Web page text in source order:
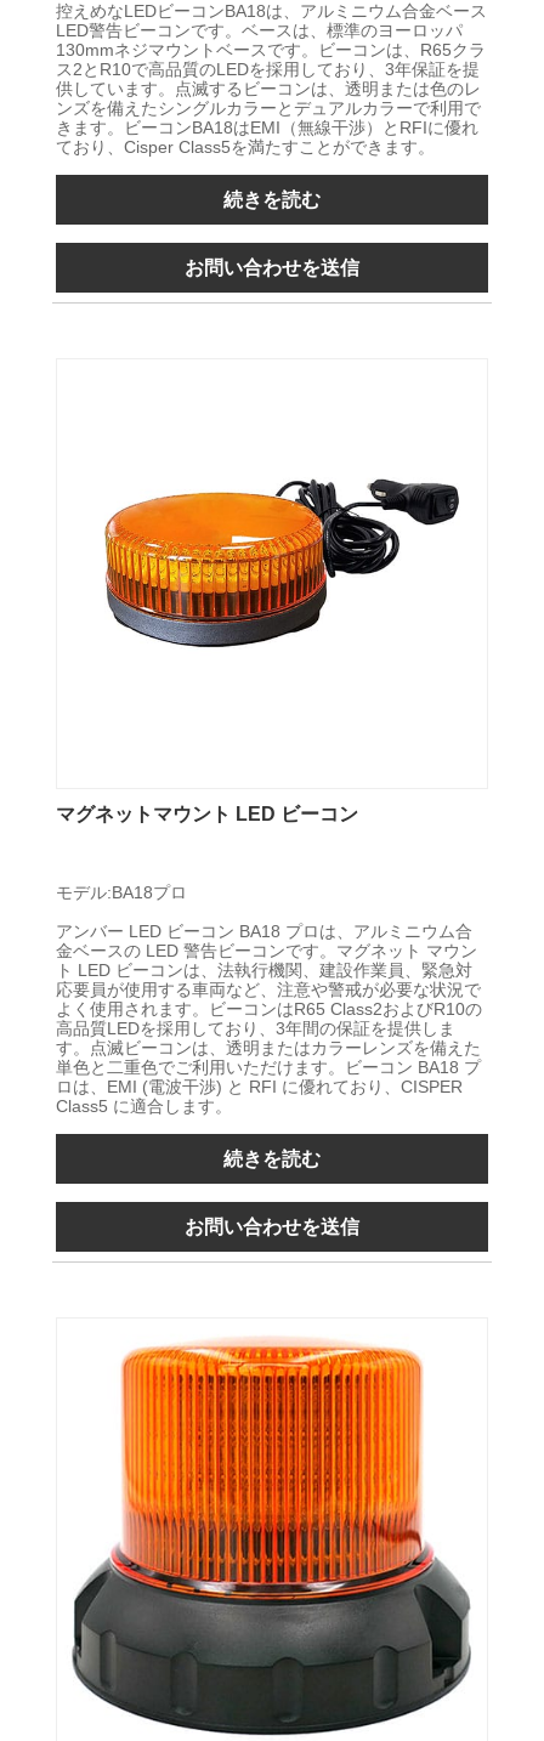
控えめなLEDビーコンBA18は、アルミニウム合金ベース
LED警告ビーコンです。ベースは、標準のヨーロッパ
130mmネジマウントベースです。ビーコンは、R65クラ
ス2とR10で高品質のLEDを採用しており、3年保証を提
供しています。点滅するビーコンは、透明または色のレ
ンズを備えたシングルカラーとデュアルカラーで利用で
きます。ビーコンBA18はEMI（無線干渉）とRFIに優れ
ており、Cisper Class5を満たすことができます。
続きを読む
お問い合わせを送信
マグネットマウント LED ビーコン
モデル:BA18プロ
アンバー LED ビーコン BA18 プロは、アルミニウム合
金ベースの LED 警告ビーコンです。マグネット マウン
ト LED ビーコンは、法執行機関、建設作業員、緊急対
応要員が使用する車両など、注意や警戒が必要な状況で
よく使用されます。ビーコンはR65 Class2およびR10の
高品質LEDを採用しており、3年間の保証を提供しま
す。点滅ビーコンは、透明またはカラーレンズを備えた
単色と二重色でご利用いただけます。ビーコン BA18 プ
ロは、EMI (電波干渉) と RFI に優れており、CISPER
Class5 に適合します。
続きを読む
お問い合わせを送信